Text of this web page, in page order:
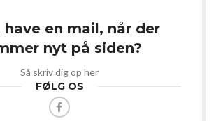
have en mail, når der
nyt på siden?
Så skriv dig op her
FØLG OS